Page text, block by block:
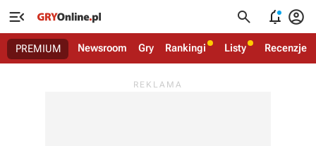
   
PREMIUM Newsroom Gry Rankingi Listy Recenzje